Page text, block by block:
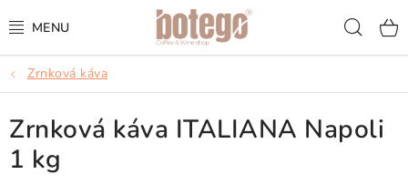
na
KÁVA
FRAPPÉ
VÍNA
Zrnková káva
Zrnková káva ITALIANA Napoli
1 kg